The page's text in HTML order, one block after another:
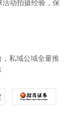
动拍摄经验，保
私域公域全量推